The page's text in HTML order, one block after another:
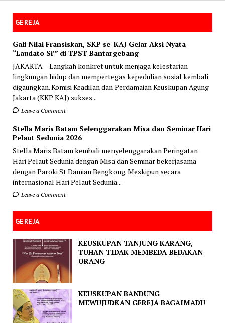
GEREJA
Gali Nilai Fransiskan, SKP se-KAJ Gelar Aksi Nyata
“Laudato Si’” di TPST Bantargebang
JAKARTA – Langkah konkret untuk menjaga kelestarian
lingkungan hidup dan mempertegas kepedulian sosial kembali
digaungkan. Komisi Keadilan dan Perdamaian Keuskupan Agung
Jakarta (KKP KAJ) sukses...
Leave a Comment
Stella Maris Batam Selenggarakan Misa dan Seminar Hari
Pelaut Sedunia 2026
Stella Maris Batam kembali menyelenggarakan Peringatan
Hari Pelaut Sedunia dengan Misa dan Seminar bekerjasama
dengan Paroki St Damian Bengkong. Meskipun secara
internasional Hari Pelaut Sedunia...
Leave a Comment
GEREJA
KEUSKUPAN TANJUNG KARANG,
TUHAN TIDAK MEMBEDA-BEDAKAN
ORANG
KEUSKUPAN BANDUNG
MEWUJUDKAN GEREJA BAGAIMADU